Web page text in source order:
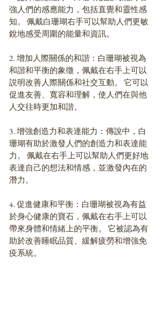
強人們的感應能力，包括直覺和靈性感
知。 佩戴白珊瑚右手可以幫助人們更敏
銳地感受周圍的能量和資訊。
2. 增加人際關係的和諧：白珊瑚被視為
和諧和平衡的象徵，佩戴在右手上可以
説明改善人際關係和社交互動。 它可以
促進友善、寬容和理解，使人們在與他
人交往時更加和諧。
3. 增強創造力和表達能力：傳說中，白
珊瑚有助於激發人們的創造力和表達能
力。 佩戴在右手上可以幫助人們更好地
表達自己的想法和情感，並激發內在的
潛力。
4. 促進健康和平衡：白珊瑚被視為有益
於身心健康的寶石，佩戴在右手上可以
帶來身體和情緒上的平衡。 它被認為有
助於改善睡眠品質、緩解疲勞和增強免
疫系統。